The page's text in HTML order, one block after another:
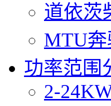
道依茨
MTU
功率范围
2-